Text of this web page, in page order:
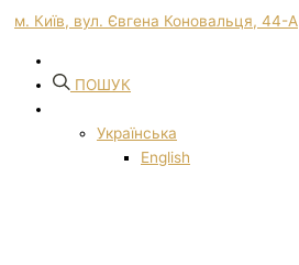
м. Київ, вул. Євгена Коновальця, 44-А
ПОШУК
Українська
English